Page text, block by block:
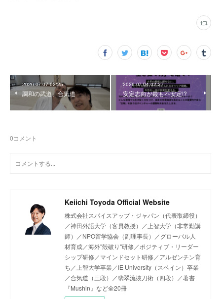
2026.07.07 02:25
調和の武道、合気道
2026.07.04 02:27
安定志向が最も不安定!?
0コメント
Keiichi Toyoda Official Website
株式会社スパイスアップ・ジャパン（代表取締役）
／神田外語大学（客員教授）／上智大学（非常勤講
師）／NPO留学協会（副理事長）／グローバル人
材育成／海外"殻破り"研修／ポジティブ・リーダー
シップ研修／マインドセット研修／アルゼンチン育
ち／上智大学卒業／IE University（スペイン）卒業
／合気道（三段）／翡翠流抜刀術（四段）／著書
『Mushin』など全20冊